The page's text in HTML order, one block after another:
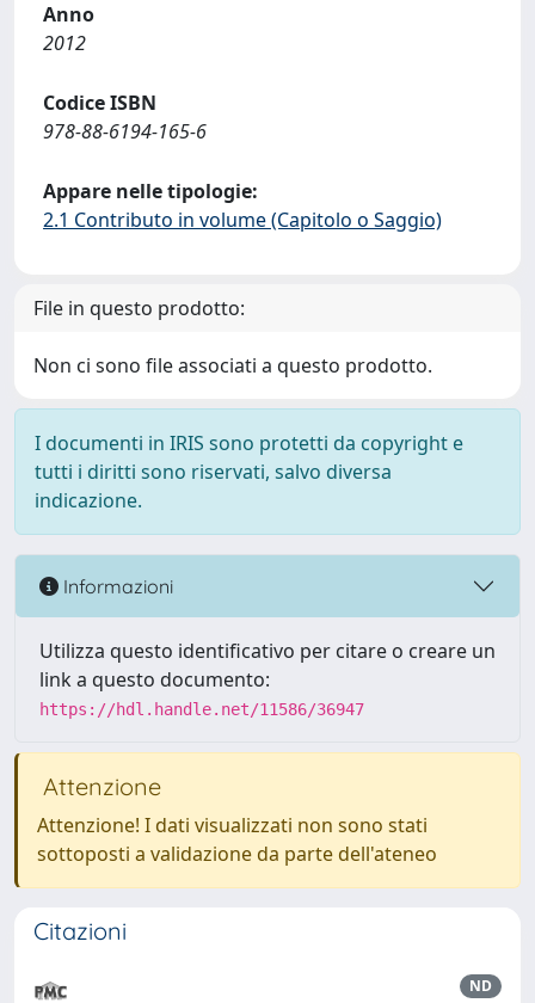
Anno
2012
Codice ISBN
978-88-6194-165-6
Appare nelle tipologie:
2.1 Contributo in volume (Capitolo o Saggio)
File in questo prodotto:
Non ci sono file associati a questo prodotto.
I documenti in IRIS sono protetti da copyright e
tutti i diritti sono riservati, salvo diversa
indicazione.
Informazioni
Utilizza questo identificativo per citare o creare un
link a questo documento:
https://hdl.handle.net/11586/36947
Attenzione
Attenzione! I dati visualizzati non sono stati
sottoposti a validazione da parte dell'ateneo
Citazioni
ND